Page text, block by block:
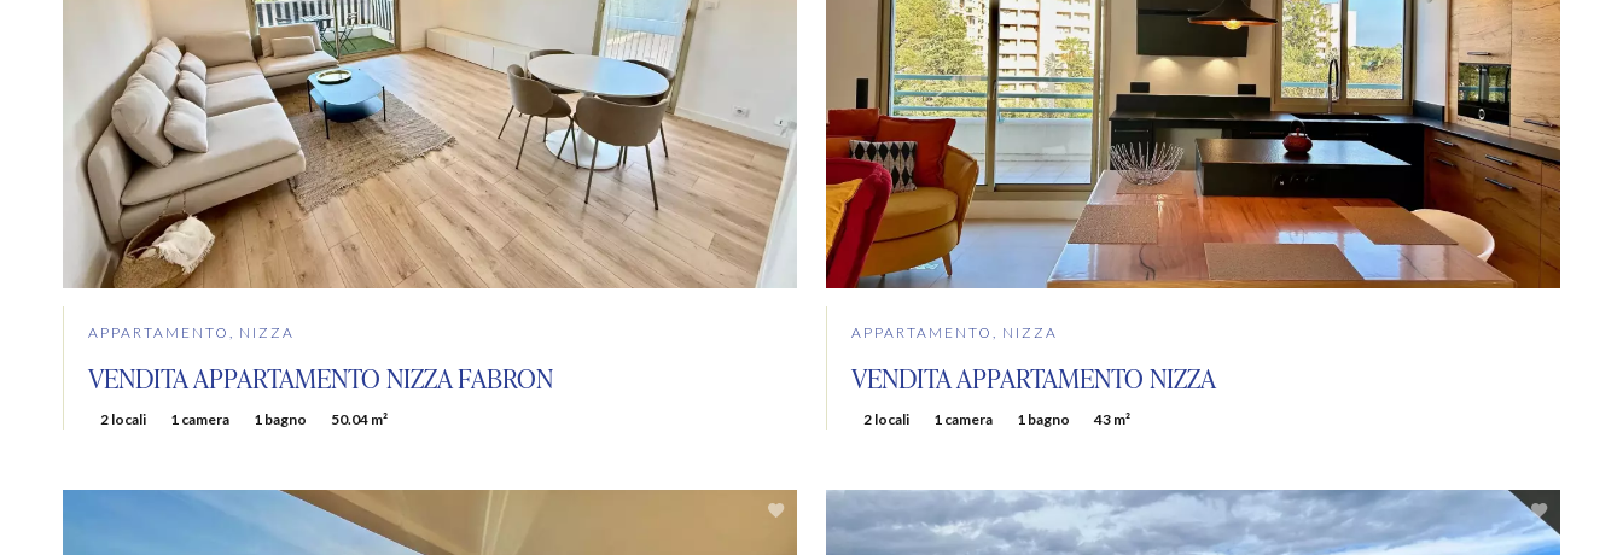
APPARTAMENTO, NIZZA
VENDITA APPARTAMENTO NIZZA FABRON
2 locali 1 camera 1 bagno 50.04 m²
APPARTAMENTO, NIZZA
VENDITA APPARTAMENTO NIZZA
2 locali 1 camera 1 bagno 43 m²